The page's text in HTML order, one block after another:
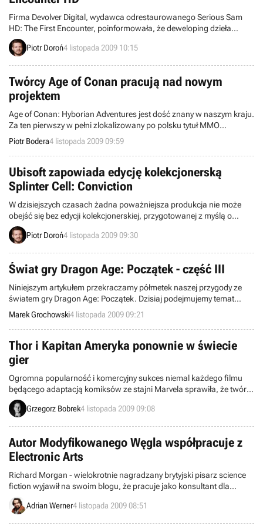
Firma Devolver Digital, wydawca odrestaurowanego Serious Sam
HD: The First Encounter, poinformowała, że deweloping dzieła
chorwackiego studia Croteam w wersji pecetowej został ukończony.
Gra weszła tym samym w fazę złota. Nie dotyczy to jednak edycji
komputery osobiste.
Piotr Doroń4 listopada 2009 10:15
Twórcy Age of Conan pracują nad nowym
projektem
Age of Conan: Hyborian Adventures jest dość znany w naszym kraju.
Za ten pierwszy w pełni zlokalizowany po polsku tytuł MMO
odpowiedzialne jest norwerskie studio FunCom. Jego
doświadczenie także przy innych grach, jak np. Dreamfall, zostało
docenione przez Norsk Film Institutt, które zleciło FunCom
stworzenie nowej produkcji, mającej być wizytówką Norwegii.
Piotr Bodera4 listopada 2009 09:59
Ubisoft zapowiada edycję kolekcjonerską
Splinter Cell: Conviction
W dzisiejszych czasach żadna poważniejsza produkcja nie może
obejść się bez edycji kolekcjonerskiej, przygotowanej z myślą o
największych fanach. Z podobnego założenia wyszedł francuski
koncern Ubisoft, który zapowiedział specjalne wydawnictwo Splinter
Piotr Doroń4 listopada 2009 09:30
Świat gry Dragon Age: Początek - część III
Niniejszym artykułem przekraczamy półmetek naszej przygody ze
światem gry Dragon Age: Początek. Dzisiaj podejmujemy temat
potworów, jakie pojawią się w dziele studia BioWare i jednocześnie
ujawniamy, kim tak naprawdę są tajemnicze, tytułowe smoki, które
tak rzadko przewijają się w materiałach dotyczących opisywanego
cRPG.
Marek Grochowski4 listopada 2009 09:21
Thor i Kapitan Ameryka ponownie w świecie
gier
Ogromna popularność i komercyjny sukces niemal każdego filmu
będącego adaptacją komiksów ze stajni Marvela sprawiła, że twórcy
gier pragną uszczknąć coś z wartego miliony dolarów tortu.
Tradycją stało się wypuszczanie, na niemal wszystkie możliwe
Grzegorz Bobrek4 listopada 2009 09:08
Autor Modyfikowanego Węgla współpracuje z
Electronic Arts
Richard Morgan - wielokrotnie nagradzany brytyjski pisarz science
fiction wyjawił na swoim blogu, że pracuje jako konsultant dla
Electronic Arts przy trzech nieujawnionych dotychczas grach.
Adrian Werner4 listopada 2009 08:51